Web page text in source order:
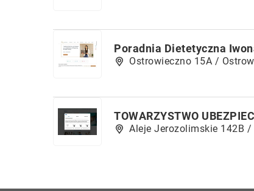
Poradnia Dietetyczna
Ostrowieczno 15A /
TOWARZYSTWO
Aleje Jerozolimskie 142B /